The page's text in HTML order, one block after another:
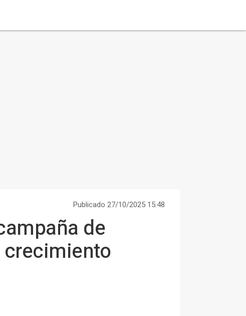
Publicado 27/10/2025 15:48
de